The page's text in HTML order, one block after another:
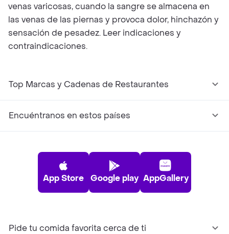
venas varicosas, cuando la sangre se almacena en
las venas de las piernas y provoca dolor, hinchazón y
sensación de pesadez. Leer indicaciones y
contraindicaciones.
Top Marcas y Cadenas de Restaurantes
Encuéntranos en estos países
App Store Google play AppGallery
Pide tu comida favorita cerca de ti